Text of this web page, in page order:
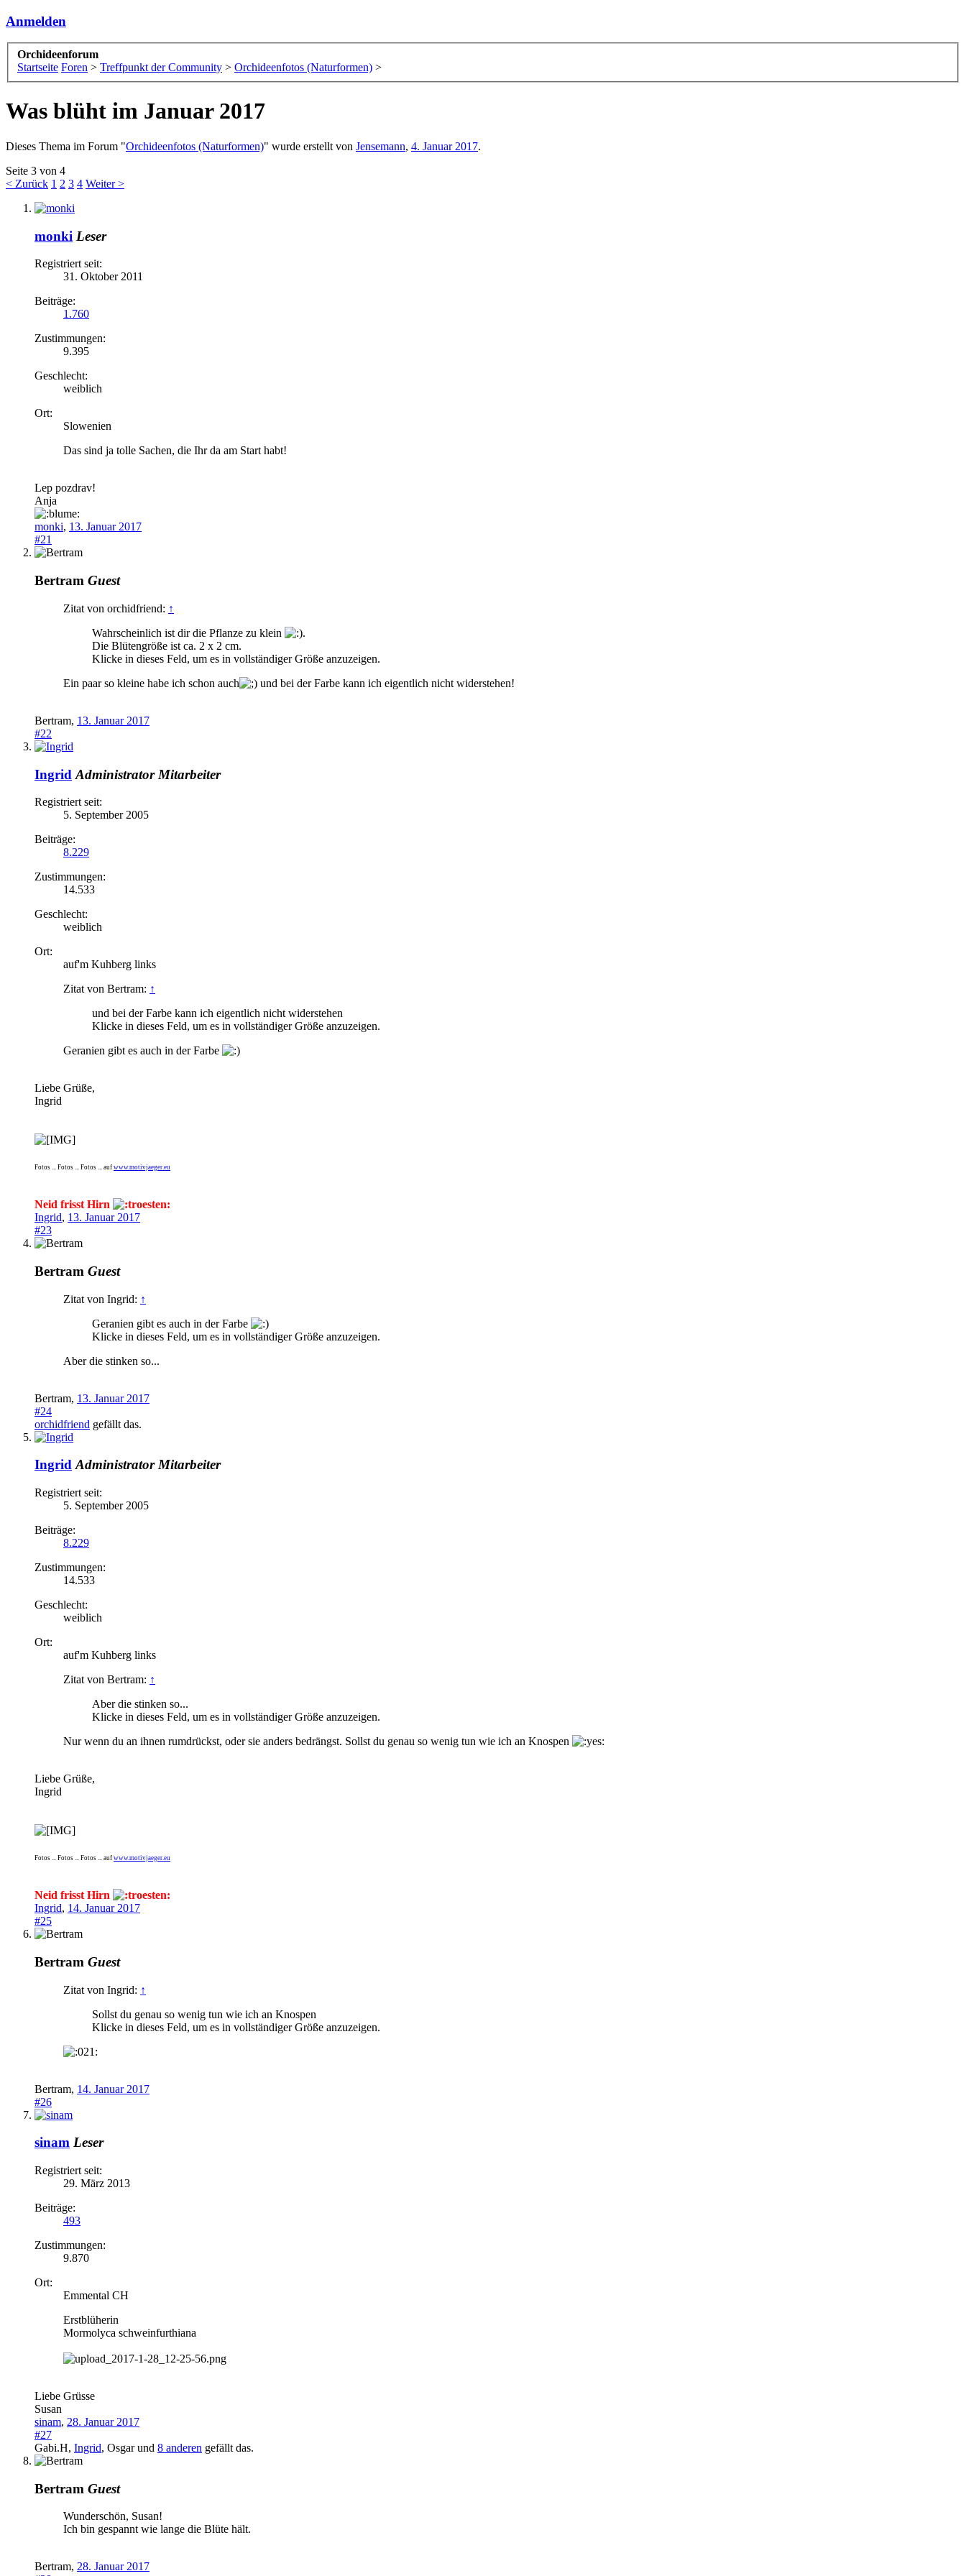
Anmelden
Orchideenforum
Startseite Foren > Treffpunkt der Community > Orchideenfotos (Naturformen) >
Was blüht im Januar 2017
Dieses Thema im Forum "Orchideenfotos (Naturformen)" wurde erstellt von Jensemann, 4. Januar 2017.
Seite 3 von 4
< Zurück 1 2 3 4 Weiter >
monki Leser
Registriert seit:
31. Oktober 2011
Beiträge:
1.760
Zustimmungen:
9.395
Geschlecht:
weiblich
Ort:
Slowenien
Das sind ja tolle Sachen, die Ihr da am Start habt!
Lep pozdrav!
Anja
monki, 13. Januar 2017
#21
Bertram Guest
Zitat von orchidfriend: ↑
Wahrscheinlich ist dir die Pflanze zu klein
.
Die Blütengröße ist ca. 2 x 2 cm.
Klicke in dieses Feld, um es in vollständiger Größe anzuzeigen.
Ein paar so kleine habe ich schon auch
und bei der Farbe kann ich eigentlich nicht widerstehen!
Bertram, 13. Januar 2017
#22
Ingrid Administrator Mitarbeiter
Registriert seit:
5. September 2005
Beiträge:
8.229
Zustimmungen:
14.533
Geschlecht:
weiblich
Ort:
auf'm Kuhberg links
Zitat von Bertram: ↑
und bei der Farbe kann ich eigentlich nicht widerstehen
Klicke in dieses Feld, um es in vollständiger Größe anzuzeigen.
Geranien gibt es auch in der Farbe
Liebe Grüße,
Ingrid
Fotos ... Fotos ... Fotos ... auf www.motivjaeger.eu
Neid frisst Hirn
Ingrid, 13. Januar 2017
#23
Bertram Guest
Zitat von Ingrid: ↑
Geranien gibt es auch in der Farbe
Klicke in dieses Feld, um es in vollständiger Größe anzuzeigen.
Aber die stinken so...
Bertram, 13. Januar 2017
#24
orchidfriend gefällt das.
Ingrid Administrator Mitarbeiter
Registriert seit:
5. September 2005
Beiträge:
8.229
Zustimmungen:
14.533
Geschlecht:
weiblich
Ort:
auf'm Kuhberg links
Zitat von Bertram: ↑
Aber die stinken so...
Klicke in dieses Feld, um es in vollständiger Größe anzuzeigen.
Nur wenn du an ihnen rumdrückst, oder sie anders bedrängst. Sollst du genau so wenig tun wie ich an Knospen
Liebe Grüße,
Ingrid
Fotos ... Fotos ... Fotos ... auf www.motivjaeger.eu
Neid frisst Hirn
Ingrid, 14. Januar 2017
#25
Bertram Guest
Zitat von Ingrid: ↑
Sollst du genau so wenig tun wie ich an Knospen
Klicke in dieses Feld, um es in vollständiger Größe anzuzeigen.
Bertram, 14. Januar 2017
#26
sinam Leser
Registriert seit:
29. März 2013
Beiträge:
493
Zustimmungen:
9.870
Ort:
Emmental CH
Erstblüherin
Mormolyca schweinfurthiana
Liebe Grüsse
Susan
sinam, 28. Januar 2017
#27
Gabi.H, Ingrid, Osgarund 8 anderen gefällt das.
Bertram Guest
Wunderschön, Susan!
Ich bin gespannt wie lange die Blüte hält.
Bertram, 28. Januar 2017